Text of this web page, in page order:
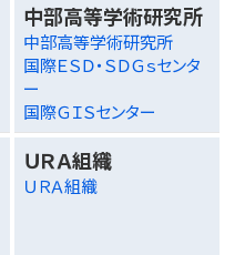
中部高等学術研究所
中部高等学術研究所
国際ＥＳＤ・ＳＤＧｓセンタ
ー
国際ＧＩＳセンター
ＵＲＡ組織
ＵＲＡ組織